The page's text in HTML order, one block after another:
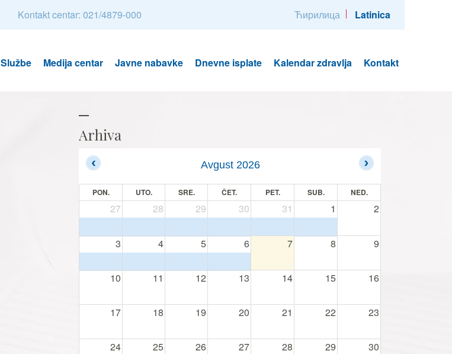
Kontakt centar: 021/4879-000 Ћирилица Latinica
Službe Medija centar Javne nabavke Dnevne isplate Kalendar zdravlja Kontakt
Arhiva
Avgust 2026
PON. UTO. SRE. ČET. PET. SUB. NED.
27 28 29 30 31 1 2
3 4 5 6 7 8 9
10 11 12 13 14 15 16
17 18 19 20 21 22 23
24 25 26 27 28 29 30